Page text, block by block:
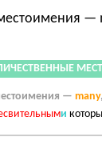
— many,
и